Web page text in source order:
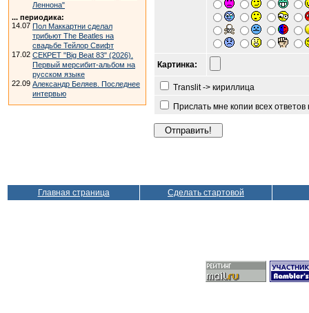
Леннона"
... периодика:
14.07 Пол Маккартни сделал
трибьют The Beatles на
свадьбе Тейлор Свифт
17.02 СЕКРЕТ "Big Beat 83" (2026).
Первый мерсибит-альбом на
русском языке
22.09 Александр Беляев. Последнее
интервью
Картинка:
Translit -> кириллица
Прислать мне копии всех
Главная страница Сделать стартовой